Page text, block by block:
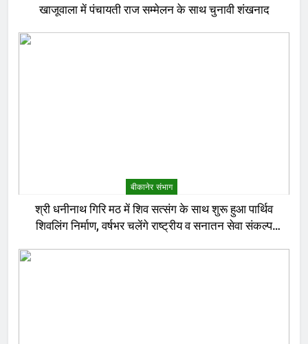
खाजूवाला में पंचायती राज सम्मेलन के साथ चुनावी शंखनाद
बीकानेर संभाग
श्री धनीनाथ गिरि मठ में शिव सत्संग के साथ शुरू हुआ पार्थिव
शिवलिंग निर्माण, वर्षभर चलेंगे राष्ट्रीय व सनातन सेवा संकल्प